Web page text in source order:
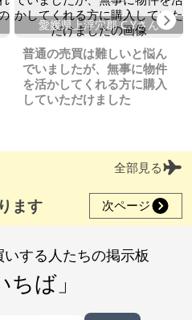
愛媛県上浮穴郡 C.Yさん
普通の売買は難しいと悩ん
でいましたが、無事に物件
を活かしてくれる方に購入
していただけました
全部見る
ます 次ページ
する人たちの掲示板
ちば」